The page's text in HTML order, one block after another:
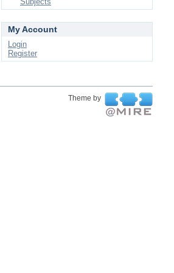
My Account
Login
Register
Theme by